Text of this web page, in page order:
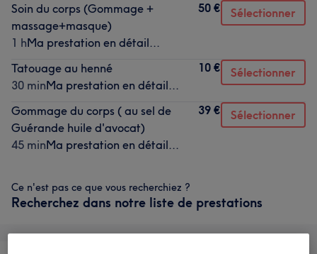
Soin du corps (Gommage +
massage+masque)
1 hMa prestation en détail...
50 € Sélectionner
Tatouage au henné
30 minMa prestation en détail...
10 € Sélectionner
Gommage du corps ( au sel de
Guérande huile d'avocat)
45 minMa prestation en détail...
39 € Sélectionner
Ce n'est pas ce que vous recherchiez ?
Recherchez dans notre liste de prestations